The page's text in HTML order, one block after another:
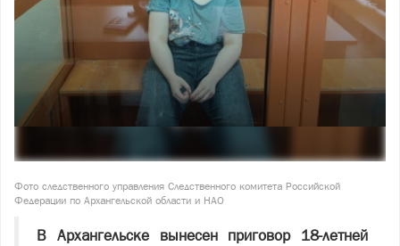
Фото следственного управления Следственного комитета Российской
Федерации по Архангельской области и НАО
В Архангельске вынесен приговор 18-летней